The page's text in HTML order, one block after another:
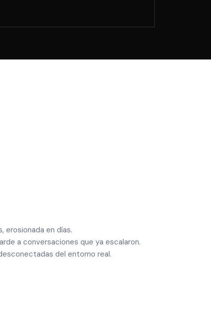
erosionada en días.
a conversaciones que ya escalaron.
del entorno real.